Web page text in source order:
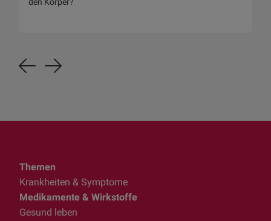
den Körper?
Previous
Next
Themen
Krankheiten & Symptome
Medikamente & Wirkstoffe
Gesund leben